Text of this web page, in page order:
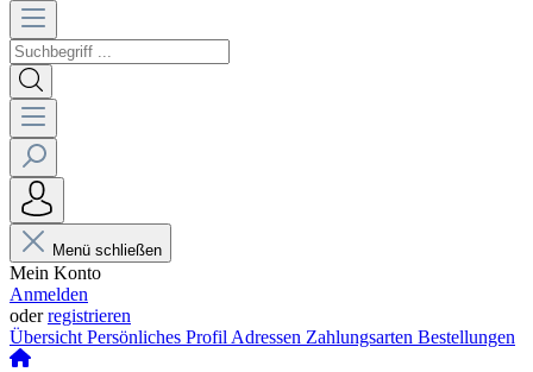
Menü schließen
Mein Konto
Anmelden
oderregistrieren
Übersicht Persönliches Profil Adressen Zahlungsarten Bestellungen